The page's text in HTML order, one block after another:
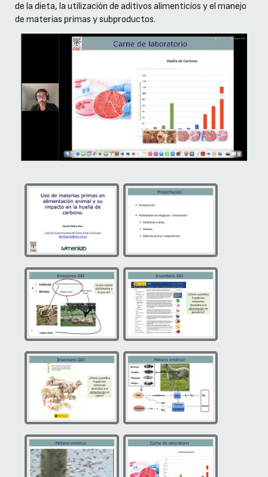
de la dieta, la utilización de aditivos alimenticios y el manejo
de materias primas y subproductos.